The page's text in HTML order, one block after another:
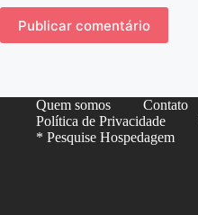
Publicar comentário
Quem somos Contato
Política de Privacidade
* Pesquise Hospedagem